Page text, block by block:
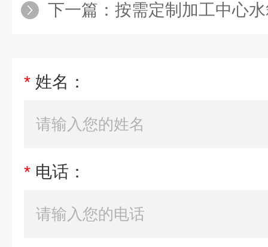
下一篇： 按需定制加工中心水
* 姓名：
* 电话：